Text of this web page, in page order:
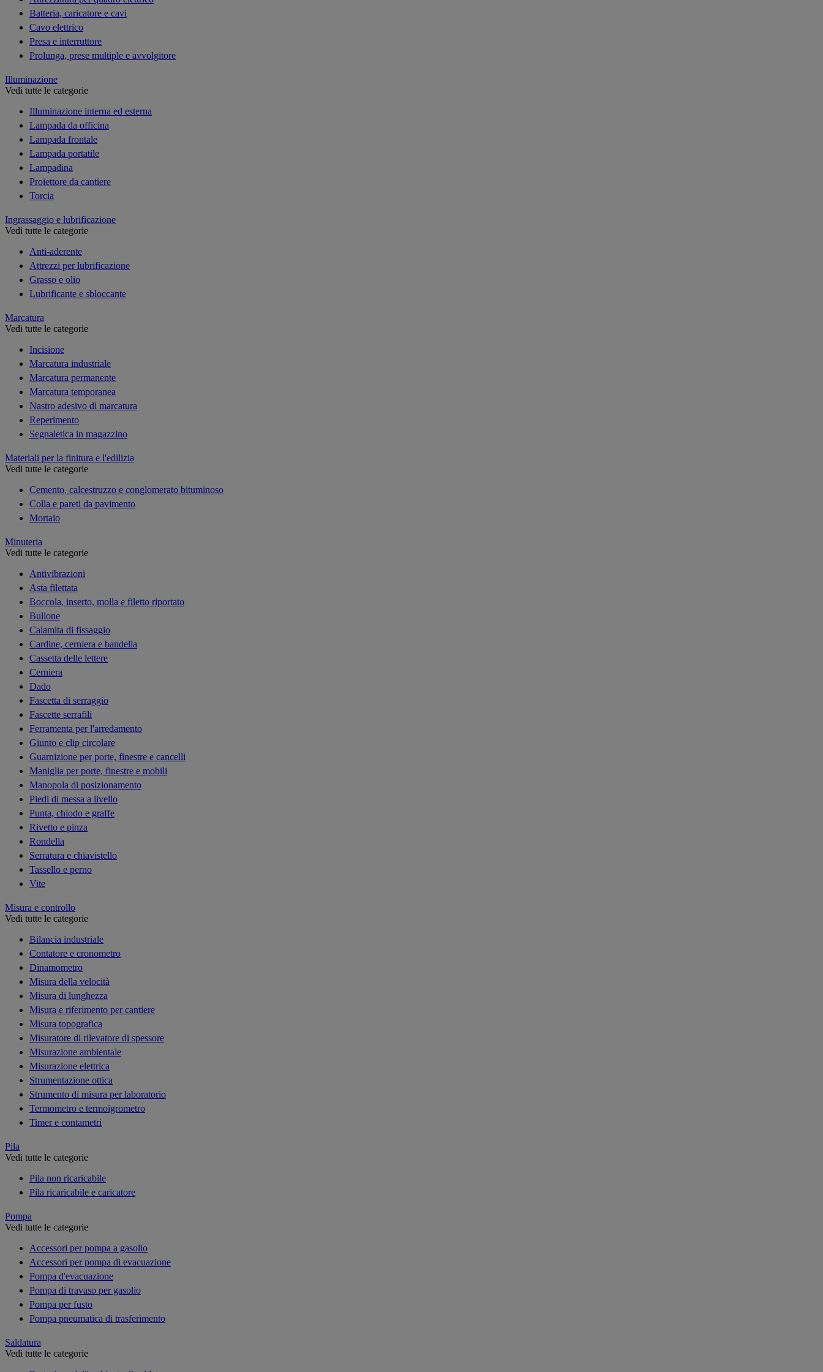
Batteria, caricatore e cavi
Cavo elettrico
Presa e interruttore
Prolunga, prese multiple e avvolgitore
Illuminazione
Vedi tutte le categorie
Illuminazione interna ed esterna
Lampada da officina
Lampada frontale
Lampada portatile
Lampadina
Proiettore da cantiere
Torcia
Ingrassaggio e lubrificazione
Vedi tutte le categorie
Anti-aderente
Attrezzi per lubrificazione
Grasso e olio
Lubrificante e sbloccante
Marcatura
Vedi tutte le categorie
Incisione
Marcatura industriale
Marcatura permanente
Marcatura temporanea
Nastro adesivo di marcatura
Reperimento
Segnaletica in magazzino
Materiali per la finitura e l'edilizia
Vedi tutte le categorie
Cemento, calcestruzzo e conglomerato bituminoso
Colla e pareti da pavimento
Mortaio
Minuteria
Vedi tutte le categorie
Antivibrazioni
Asta filettata
Boccola, inserto, molla e filetto riportato
Bullone
Calamita di fissaggio
Cardine, cerniera e bandella
Cassetta delle lettere
Cerniera
Dado
Fascetta di serraggio
Fascette serrafili
Ferramenta per l'arredamento
Giunto e clip circolare
Guarnizione per porte, finestre e cancelli
Maniglia per porte, finestre e mobili
Manopola di posizionamento
Piedi di messa a livello
Punta, chiodo e graffe
Rivetto e pinza
Rondella
Serratura e chiavistello
Tassello e perno
Vite
Misura e controllo
Vedi tutte le categorie
Bilancia industriale
Contatore e cronometro
Dinamometro
Misura della velocità
Misura di lunghezza
Misura e riferimento per cantiere
Misura topografica
Misuratore di rilevatore di spessore
Misurazione ambientale
Misurazione elettrica
Strumentazione ottica
Strumento di misura per laboratorio
Termometro e termoigrometro
Timer e contametri
Pila
Vedi tutte le categorie
Pila non ricaricabile
Pila ricaricabile e caricatore
Pompa
Vedi tutte le categorie
Accessori per pompa a gasolio
Accessori per pompa di evacuazione
Pompa d'evacuazione
Pompa di travaso per gasolio
Pompa per fusto
Pompa pneumatica di trasferimento
Saldatura
Vedi tutte le categorie